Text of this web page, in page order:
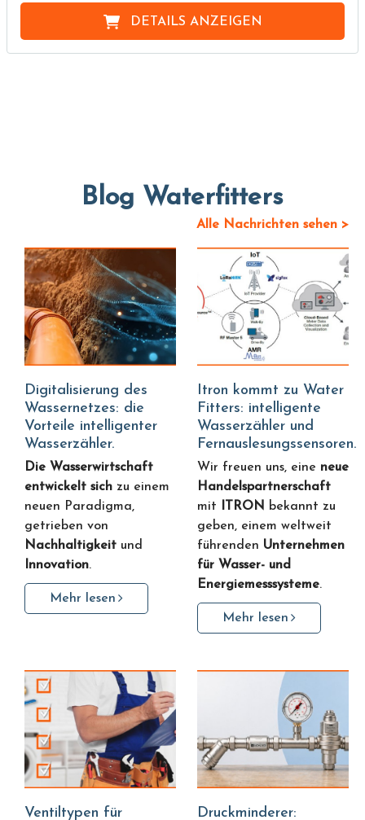
DETAILS ANZEIGEN
Blog Waterfitters
Alle Nachrichten sehen >
Digitalisierung des
Wassernetzes: die
Vorteile intelligenter
Wasserzähler.
Die Wasserwirtschaft
entwickelt sich zu einem
neuen Paradigma,
getrieben von
Nachhaltigkeit und
Innovation.
Mehr lesen
Itron kommt zu Water
Fitters: intelligente
Wasserzähler und
Fernauslesungssensoren.
Wir freuen uns, eine neue
Handelspartnerschaft
mit ITRON bekannt zu
geben, einem weltweit
führenden Unternehmen
für Wasser- und
Energiemesssysteme.
Mehr lesen
Ventiltypen für
Druckminderer: